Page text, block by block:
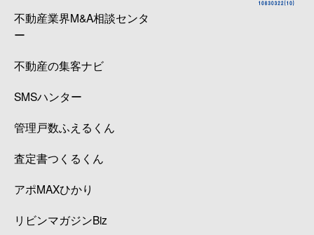
不動産業界M&A相談センタ
ー
不動産の集客ナビ
SMSハンター
管理戸数ふえるくん
査定書つくるくん
アポMAXひかり
リビンマガジンBiz